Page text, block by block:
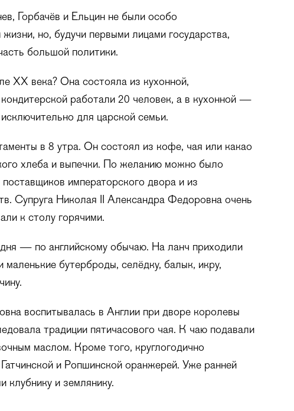
Горбачёв и Ельцин не были особо
но, будучи первыми лицами государства,
большой политики.
ХХ века? Она состояла из кухонной,
работали 20 человек, а в кухонной —
для царской семьи.
в 8 утра. Он состоял из кофе, чая или какао
хлеба и выпечки. По желанию можно было
императорского двора и из
Супруга Николая II Александра Федоровна очень
к столу горячими.
— по английскому обычаю. На ланч приходили
маленькие бутерброды, селёдку, балык, икру,
воспитывалась в Англии при дворе королевы
традиции пятичасового чая. К чаю подавали
маслом. Кроме того, круглогодично
и Ропшинской оранжерей. Уже ранней
клубнику и землянику.